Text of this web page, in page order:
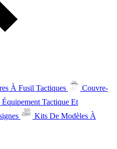
À Fusil Tactiques
Couvre-
Équipement Tactique Et
Kits De Modèles À